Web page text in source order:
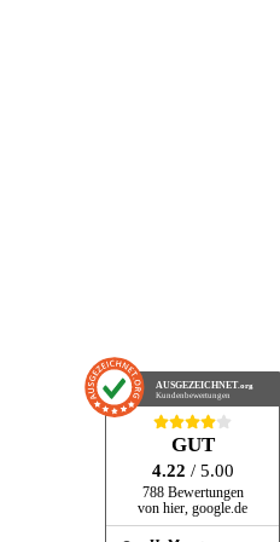
AUSGEZEICHNET.org
Kundenbewertungen
GUT
4.22 / 5.00
788 Bewertungen
von hier, google.de